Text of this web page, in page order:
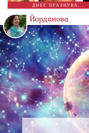
ДНЕС ПРАЗНУВА...
Йорданова